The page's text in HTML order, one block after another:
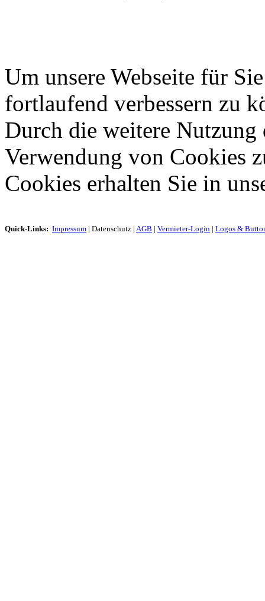
Um unsere Webseite für
fortlaufend verbessern zu
Durch die weitere Nutzung
Verwendung von Cookies
Cookies erhalten Sie in
Quick-Links: Impressum | Datenschutz | AGB | Vermieter-Login | Logos &